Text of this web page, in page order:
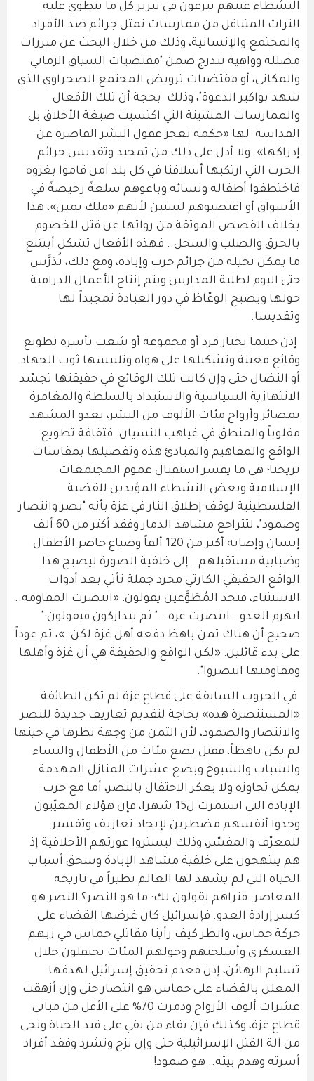
النشطاء عينهم يبرعون في تبرير كل ما ينطوي عليه
التراث المتناقل من ممارسات تمثل جرائم ضد الأفراد
والمجتمع والإنسانية، وذلك من خلال البحث عن مبررات
مضللة وواهية تندرج ضمن "مقتضيات السياق الزماني
والمكاني، أو مقتضيات ترويض المجتمع الصحراوي الذي
شهد بواكير الدعوة"، وذلك بحجة أن تلك الأفعال
والممارسات المشينة التي اكتسبت صبغة الأخلاق بل
القداسة لها «حكمة تعجز عقول البشر القاصرة عن
إدراكها». ولا أدل على ذلك من تمجيد وتقديس جرائم
الحرب التي ارتكبها أسلافنا في كل بلد آمن قاموا بغزوه
فاختطفوا أطفاله ونسائه وباعوهم سلعةً رخيصةً في
الأسواق أو اغتصبوهم لسنين لأنهم «ملك يمين»، هذا
بخلاف القصص الموثقة من رواتها عن قتل للخصوم
بالحرق والصلب والسحل.. فهذه الأفعال تشكل أبشع
ما يمكن تخيله من جرائم حرب وإبادة، ومع ذلك، تُدَرَّس
حتى اليوم لطلبة المدارس ويتم إنتاج الأعمال الدرامية
حولها ويصيح الوعّاظ في دور العبادة تمجيداً لها
وتقديسا.
إذن حينما يختار فرد أو مجموعة أو شعب بأسره تطويع
وقائع معينة وتشكيلها على هواه وتلبيسها ثوب الجهاد
أو النضال حتى وإن كانت تلك الوقائع في حقيقتها تجسّد
الانتهازية السياسية والاستبداد بالسلطة والمغامرة
بمصائر وأرواح مئات الألوف من البشر، يغدو المشهد
مقلوباً والمنطق في غياهب النسيان. فثقافة تطويع
الواقع والمفاهيم والمبادئ هذه وتفصيلها بمقاسات
تريحنا؛ هي ما يفسر استقبال عموم المجتمعات
الإسلامية وبعض النشطاء المؤيدين للقضية
الفلسطينية لوقف إطلاق النار في غزة بأنه "نصر وانتصار
وصمود"، لتتراجع مشاهد الدمار وفقد أكثر من 60 ألف
إنسان وإصابة أكثر من 120 ألفاً وضياع حاضر الأطفال
وضبابية مستقبلهم.. إلى خلفية الصورة ليصبح هذا
الواقع الحقيقي الكارثي مجرد جملة تأتي بعد أدوات
الاستثناء، فتجد المُطَوَّعين يقولون: «انتصرت المقاومة..
انهزم العدو.. انتصرت غزة..." ثم يتداركون فيقولون:"
صحيح أن هناك ثمن باهظ دفعه أهل غزة لكن..»، ثم عوداً
على بدء قائلين: «لكن الواقع والحقيقة هي أن غزة وأهلها
ومقاومتها انتصروا".
في الحروب السابقة على قطاع غزة لم تكن الطائفة
«المستنصرة هذه» بحاجة لتقديم تعاريف جديدة للنصر
والانتصار والصمود، لأن الثمن من وجهة نظرها في حينها
لم يكن باهظاً، فقتل بضع مئات من الأطفال والنساء
والشباب والشيوخ وبضع عشرات المنازل المهدمة
يمكن تجاوزه ولا يعكر الاحتفال بالنصر، أما مع حرب
الإبادة التي استمرت ل15 شهرا، فإن هؤلاء المغيّبون
وجدوا أنفسهم مضطرين لإيجاد تعاريف وتفسير
للمعرّف والمفسّر، وذلك ليستروا عورتهم الأخلاقية إذ
هم يبتهجون على خلفية مشاهد الإبادة وسحق أسباب
الحياة التي لم يشهد لها العالم نظيراً في تاريخه
المعاصر. فتراهم يقولون لك: ما هو النصر؟ النصر هو
كسر إرادة العدو. فإسرائيل كان غرضها القضاء على
حركة حماس، وانظر كيف رأينا مقاتلي حماس في زيهم
العسكري وأسلحتهم وحولهم المئات يحتفلون خلال
تسليم الرهائن، إذن فعدم تحقيق إسرائيل لهدفها
المعلن بالقضاء على حماس هو انتصار حتى وإن أزهقت
عشرات ألوف الأرواح ودمرت 70% على الأقل من مباني
قطاع غزة، وكذلك فإن بقاء من بقي على قيد الحياة ونجى
من آلة القتل الإسرائيلية حتى وإن نزح وتشرد وفقد أفراد
أسرته وهدم بيته.. هو صمود!